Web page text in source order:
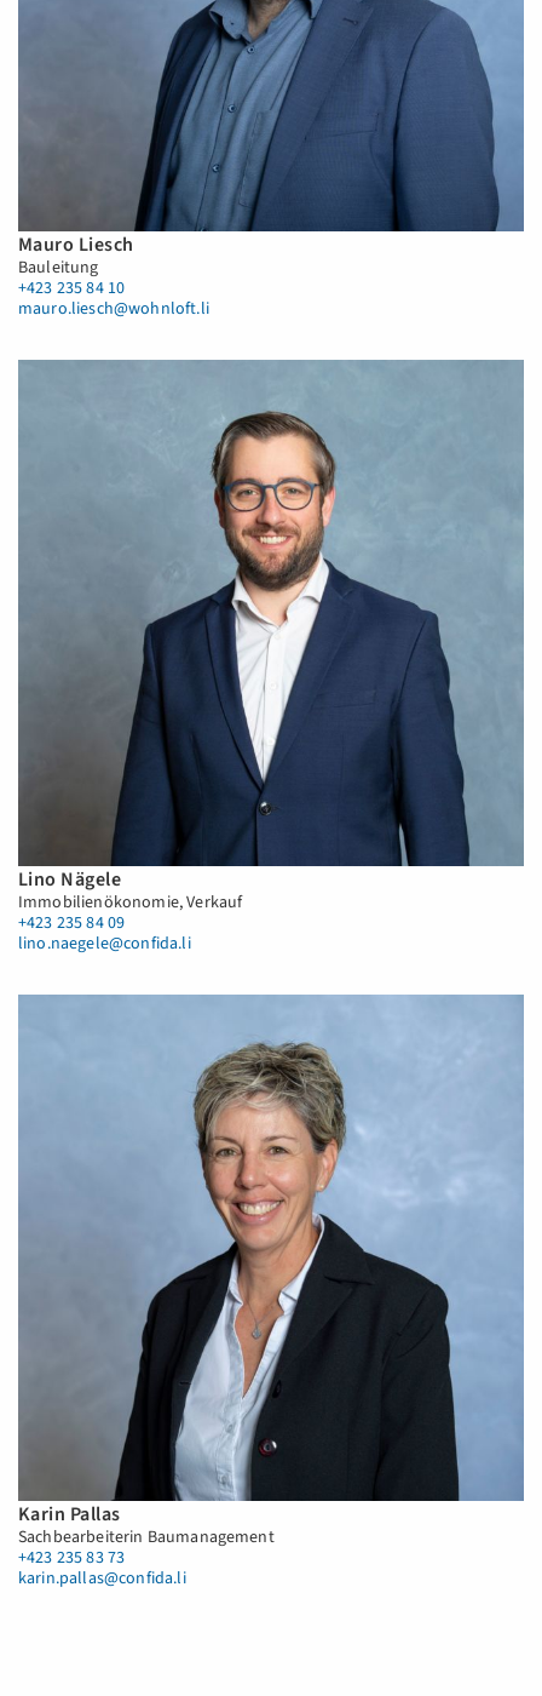
Mauro Liesch
Bauleitung
+423 235 84 10
mauro.liesch@wohnloft.li
Lino Nägele
Immobilienökonomie, Verkauf
+423 235 84 09
lino.naegele@confida.li
Karin Pallas
Sachbearbeiterin Baumanagement
+423 235 83 73
karin.pallas@confida.li